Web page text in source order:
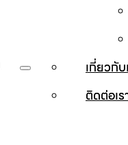
เกี่ยวกับ
ติดต่อเร